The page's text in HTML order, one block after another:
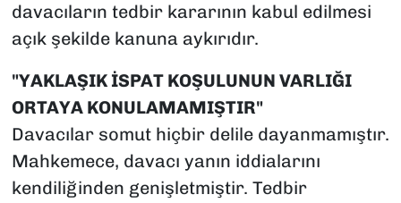
davacıların tedbir kararının kabul edilmesi
açık şekilde kanuna aykırıdır.
"YAKLAŞIK İSPAT KOŞULUNUN VARLIĞI
ORTAYA KONULAMAMIŞTIR"
Davacılar somut hiçbir delile dayanmamıştır.
Mahkemece, davacı yanın iddialarını
kendiliğinden genişletmiştir. Tedbir